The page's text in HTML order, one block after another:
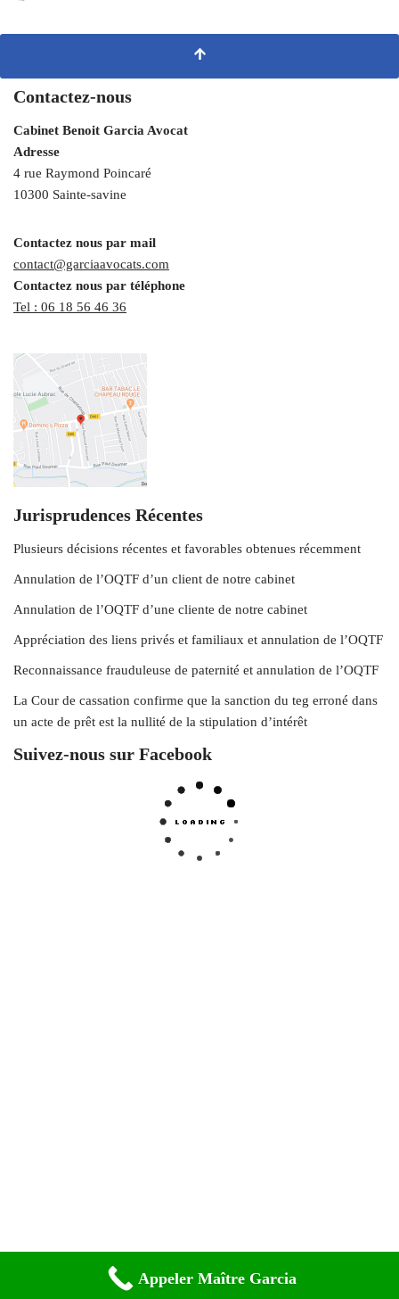
Contactez-nous
Cabinet Benoit Garcia Avocat
Adresse
4 rue Raymond Poincaré
10300 Sainte-savine
Contactez nous par mail
contact@garciaavocats.com
Contactez nous par téléphone
Tel : 06 18 56 46 36
Jurisprudences Récentes
Plusieurs décisions récentes et favorables obtenues récemment
Annulation de l’OQTF d’un client de notre cabinet
Annulation de l’OQTF d’une cliente de notre cabinet
Appréciation des liens privés et familiaux et annulation de l’OQTF
Reconnaissance frauduleuse de paternité et annulation de l’OQTF
La Cour de cassation confirme que la sanction du teg erroné dans
un acte de prêt est la nullité de la stipulation d’intérêt
Suivez-nous sur Facebook
Copyright © 2020 - Benoitgarciaavocat.Fr - Tous Droits Réservés
Appeler Maître Garcia